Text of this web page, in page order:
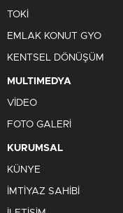
TOKİ
EMLAK KONUT GYO
KENTSEL DÖNÜŞÜM
MULTIMEDYA
VİDEO
FOTO GALERİ
KURUMSAL
KÜNYE
İMTİYAZ SAHİBİ